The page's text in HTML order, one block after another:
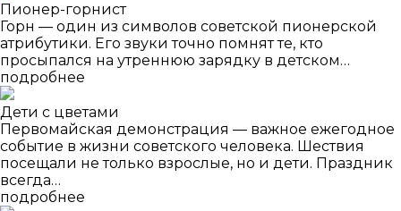
Пионер-горнист
Горн — один из символов советской пионерской
атрибутики. Его звуки точно помнят те, кто
просыпался на утреннюю зарядку в детском…
подробнее
Дети с цветами
Первомайская демонстрация — важное ежегодное
событие в жизни советского человека. Шествия
посещали не только взрослые, но и дети. Праздник
всегда…
подробнее